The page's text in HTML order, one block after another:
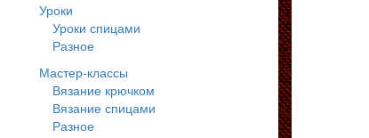
Уроки
Уроки спицами
Разное
Мастер-классы
Вязание крючком
Вязание спицами
Разное